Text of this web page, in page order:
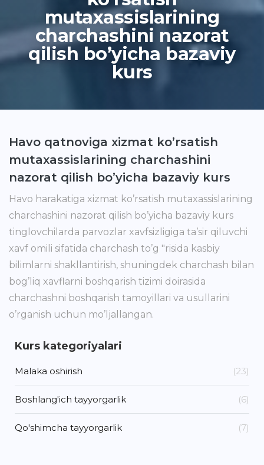
mutaxassislarining
charchashini nazorat
qilish bo’yicha bazaviy
kurs
Havo qatnoviga xizmat ko’rsatish
mutaxassislarining charchashini
nazorat qilish bo’yicha bazaviy kurs
Havo harakatiga xizmat ko’rsatish mutaxassislarining
charchashini nazorat qilish bo’yicha bazaviy kurs
tinglovchilarda parvozlar xavfsizligiga ta’sir qiluvchi
xavf omili sifatida charchash to’g "risida kasbiy
bilimlarni shakllantirish, shuningdek charchash bilan
bog’liq xavflarni boshqarish tizimi doirasida
charchashni boshqarish tamoyillari va usullarini
o’rganish uchun mo’ljallangan.
Kurs kategoriyalari
Malaka oshirish (23)
Boshlang'ich tayyorgarlik (6)
Qo'shimcha tayyorgarlik (7)